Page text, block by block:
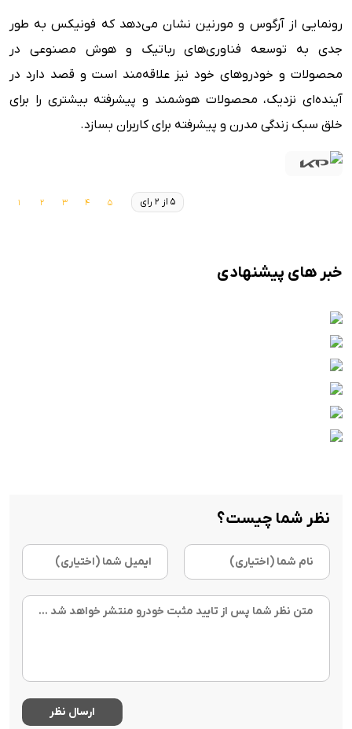
رونمایی از آرگوس و مورنین نشان می‌دهد که فونیکس به طور
جدی به توسعه فناوری‌های رباتیک و هوش مصنوعی در
محصولات و خودروهای خود نیز علاقه‌مند است و قصد دارد در
آینده‌ای نزدیک، محصولات هوشمند و پیشرفته بیشتری را برای
خلق سبک زندگی مدرن و پیشرفته برای کاربران بسازد.
5 از 2 رای
خبر های پیشنهادی
نظر شما چیست؟